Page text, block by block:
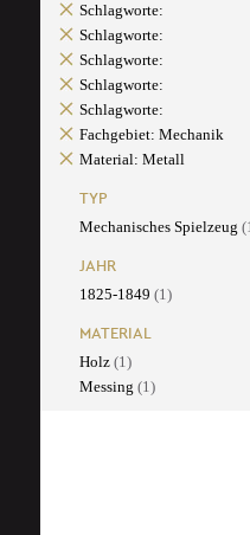
Schlagworte:
Schlagworte:
Schlagworte:
Schlagworte:
Schlagworte:
Fachgebiet: Mechanik
Material: Metall
TYP
Mechanisches Spielzeug
JAHR
1825-1849 (1)
MATERIAL
Holz (1)
Messing (1)